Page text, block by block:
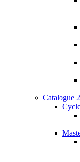
Catalogue